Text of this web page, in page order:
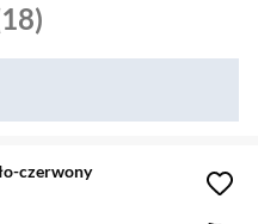
czerwony